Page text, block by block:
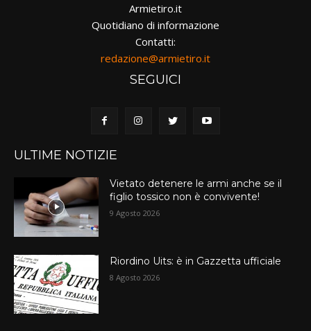
Armietiro.it
Quotidiano di informazione
Contatti:
redazione@armietiro.it
SEGUICI
ULTIME NOTIZIE
Vietato detenere le armi anche se il
figlio tossico non è convivente!
9 Agosto 2026
Riordino Uits: è in Gazzetta ufficiale
8 Agosto 2026